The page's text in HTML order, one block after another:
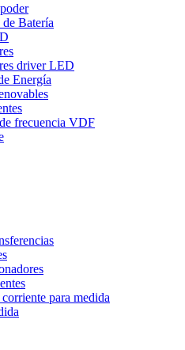
Batería
driver LED
Energía
frecuencia VDF
para medida